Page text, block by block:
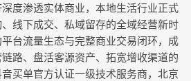
渗透实体商业，本地生活行业正式
线下成交、私域留存的全域经营新时
台流量生态与完整商业交易闭环，成
路、盘活客源资产、拓宽增收渠道的
买单官方认证一级技术服务商，北京